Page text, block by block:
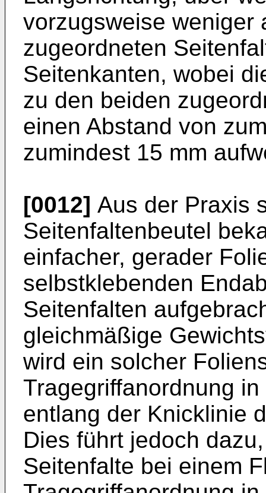
vorzugsweise weniger
zugeordneten
Seitenkanten, wobei
zu den beiden
einen Abstand von
zumindest 15 mm
[0012] Aus der Praxis
Seitenfaltenbeutel
einfacher, gerader
selbstklebenden
Seitenfalten
gleichmäßige
wird ein solcher
Tragegriffanordnung
entlang der Knicklinie
Dies führt jedoch
Seitenfalte bei einem